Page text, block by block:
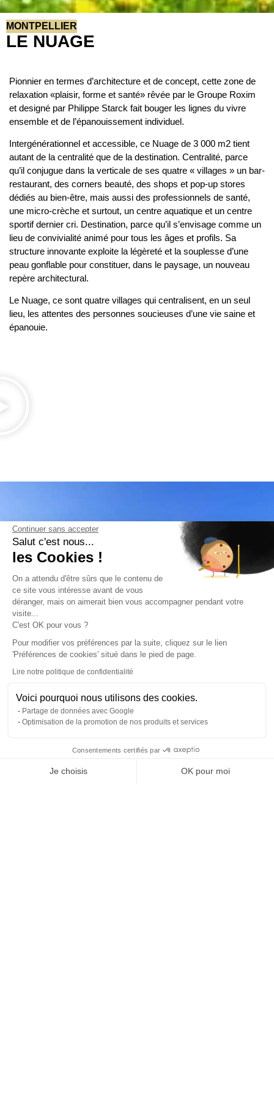
MONTPELLIER
LE NUAGE
Pionnier en termes d’architecture et de concept, cette zone de
relaxation «plaisir, forme et santé» rêvée par le Groupe Roxim
et designé par Philippe Starck fait bouger les lignes du vivre
ensemble et de l’épanouissement individuel.
Intergénérationnel et accessible, ce Nuage de 3 000 m2 tient
autant de la centralité que de la destination. Centralité, parce
qu’il conjugue dans la verticale de ses quatre « villages » un bar-
restaurant, des corners beauté, des shops et pop-up stores
dédiés au bien-être, mais aussi des professionnels de santé,
une micro-crèche et surtout, un centre aquatique et un centre
sportif dernier cri. Destination, parce qu’il s’envisage comme un
lieu de convivialité animé pour tous les âges et profils. Sa
structure innovante exploite la légèreté et la souplesse d’une
peau gonflable pour constituer, dans le paysage, un nouveau
repère architectural.
Le Nuage, ce sont quatre villages qui centralisent, en un seul
lieu, les attentes des personnes soucieuses d’une vie saine et
épanouie.
Continuer sans accepter
Salut c'est nous...
les Cookies !
On a attendu d'être sûrs que le contenu de
ce site vous intéresse avant de vous
déranger, mais on aimerait bien vous accompagner pendant votre
visite...
C'est OK pour vous ?
Pour modifier vos préférences par la suite, cliquez sur le lien
'Préférences de cookies' situé dans le pied de page.
Lire notre politique de confidentialité
Voici pourquoi nous utilisons des cookies.
Partage de données avec Google
Optimisation de la promotion de nos produits et services
Consentements certifiés par
Je choisis OK pour moi